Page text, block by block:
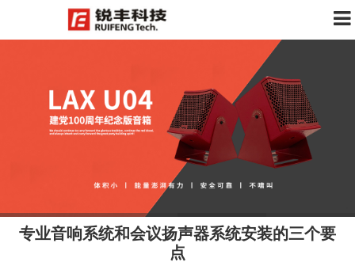
专业音响系统和会议扬声器系统安装的三个要
点